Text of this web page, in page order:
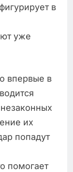
в
уже
впервые в
их
попадут
помогает